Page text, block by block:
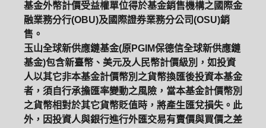
基金外幣計價受益權單位得於基金銷售機構之國際金
融業務分行(OBU)及國際證券業務分公司(OSU)銷
售。
玉山全球新供應鏈基金(原PGIM保德信全球新供應鏈
基金)包含新臺幣、美元及人民幣計價級別，如投資
人以其它非本基金計價幣別之貨幣換匯後投資本基金
者，須自行承擔匯率變動之風險，當本基金計價幣別
之貨幣相對於其它貨幣貶值時，將產生匯兌損失。此
外，因投資人與銀行進行外匯交易有賣價與買價之差